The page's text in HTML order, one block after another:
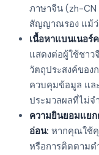
ภาษาจีน (zh-
สัญญาณรอง แม้ว่
เนื้อหาแบนเนอร์
แสดงต่อผู้ใช้ชาว
วัตถุประสงค์ของ
ควบคุมข้อมูล แล
ประมวลผลที่ไม่จ
ความยินยอมแยก
อ่อน: หากคุณใช้คุ
หรือการติดตามต